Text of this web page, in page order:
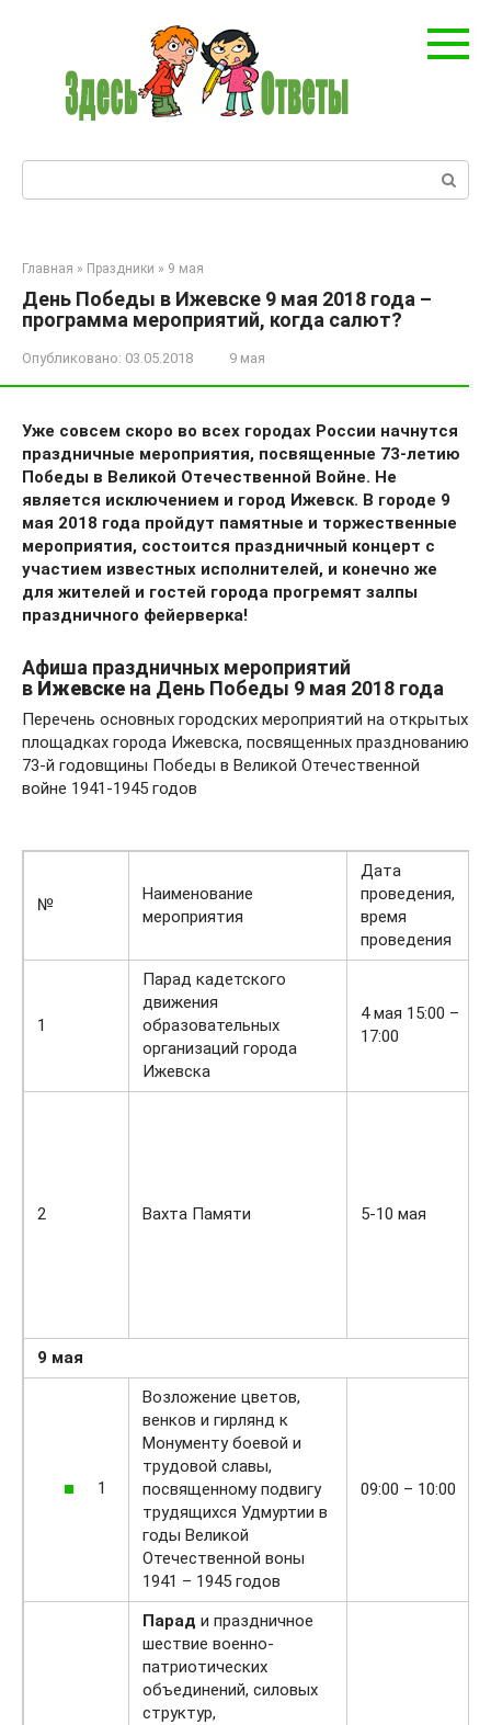
Поиск:
Главная » Праздники » 9 мая
День Победы в Ижевске 9 мая 2018 года –
программа мероприятий, когда салют?
Опубликовано: 03.05.2018 9 мая
Уже совсем скоро во всех городах России начнутся
праздничные мероприятия, посвященные 73-летию
Победы в Великой Отечественной Войне. Не
является исключением и город Ижевск. В городе 9
мая 2018 года пройдут памятные и торжественные
мероприятия, состоится праздничный концерт с
участием известных исполнителей, и конечно же
для жителей и гостей города прогремят залпы
праздничного фейерверка!
Афиша праздничных мероприятий
в Ижевске на День Победы 9 мая 2018 года
Перечень основных городских мероприятий на открытых
площадках города Ижевска, посвященных празднованию
73-й годовщины Победы в Великой Отечественной
войне 1941-1945 годов
№
Наименование
мероприятия
Дата
проведения,
время
проведения
1
Парад кадетского
движения
образовательных
организаций города
Ижевска
4 мая 15:00 –
17:00
2 Вахта Памяти 5-10 мая
9 мая
1
Возложение цветов,
венков и гирлянд к
Монументу боевой и
трудовой славы,
посвященному подвигу
трудящихся Удмуртии в
годы Великой
Отечественной воны
1941 – 1945 годов
09:00 – 10:00
Парад и праздничное
шествие военно-
патриотических
объединений, силовых
структур,